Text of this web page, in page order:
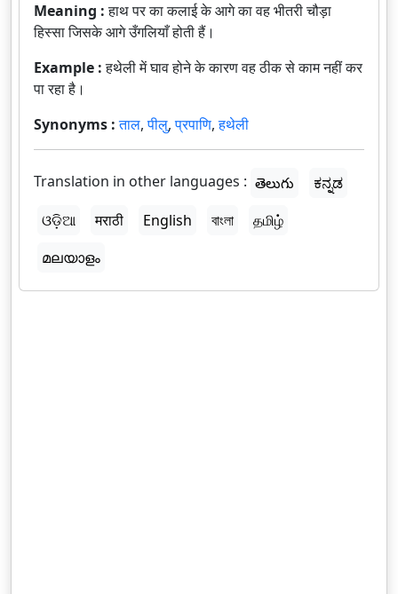
Meaning :हाथ पर का कलाई के आगे का वह भीतरी चौड़ा
हिस्सा जिसके आगे उँगलियाँ होती हैं।
Example :हथेली में घाव होने के कारण वह ठीक से काम नहीं कर
पा रहा है।
Synonyms :ताल,पीलु,प्रपाणि,हथेली
Translation in other languages : తెలుగు
ಕನ್ನಡ
ଓଡ଼ିଆ
मराठी English বাংলা
தமிழ்
മലയാളം